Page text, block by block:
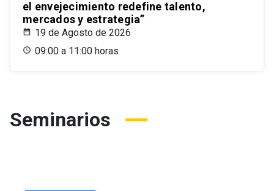
el envejecimiento redefine talento,
mercados y estrategia”
19 de Agosto de 2026
09:00 a 11:00 horas
Seminarios